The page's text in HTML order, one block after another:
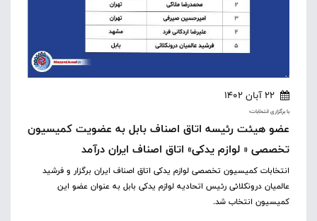
22 آبان 1402
با برگزاری انتخابات؛
عضو هیئت رئیسه اتاق اصناف بابل به عضویت کمیسیون
تخصصی « لوازم یدکی» اتاق اصناف ایران درآمد
انتخابات کمیسیون تخصصی لوازم یدکی اتاق اصناف ایران برگزار و فرشید
عالمیان درونکلائی رئیس اتحادیه لوازم یدکی بابل به عنوان عضو این
کمیسیون انتخاب شد.